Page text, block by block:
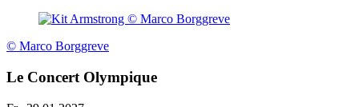
© Marco Borggreve
Le Concert Olympique